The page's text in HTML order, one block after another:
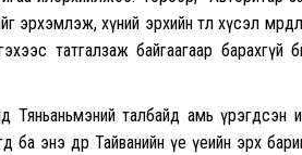
хүний эрхийн төлөө хүсэл
татгалзаж байгаагаар барахгүй
талбайд амь үрэгдсэн
ба энэ өдөр Тайванийн үе үеийн эрх